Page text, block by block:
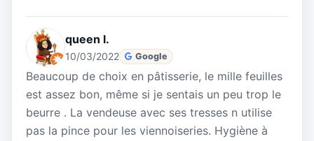
queen l.
10/03/2022 Google
Beaucoup de choix en pâtisserie, le mille feuilles
est assez bon, même si je sentais un peu trop le
beurre . La vendeuse avec ses tresses n utilise
pas la pince pour les viennoiseries. Hygiène à